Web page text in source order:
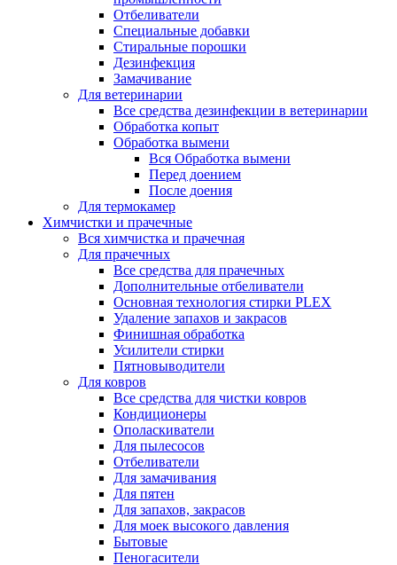
Отбеливатели
Специальные добавки
Стиральные порошки
Дезинфекция
Замачивание
Для ветеринарии
Все средства дезинфекции в ветеринарии
Обработка копыт
Обработка вымени
Вся Обработка вымени
Перед доением
После доения
Для термокамер
Химчистки и прачечные
Вся химчистка и прачечная
Для прачечных
Все средства для прачечных
Дополнительные отбеливатели
Основная технология стирки PLEX
Удаление запахов и закрасов
Финишная обработка
Усилители стирки
Пятновыводители
Для ковров
Все средства для чистки ковров
Кондиционеры
Ополаскиватели
Для пылесосов
Отбеливатели
Для замачивания
Для пятен
Для запахов, закрасов
Для моек высокого давления
Бытовые
Пеногасители